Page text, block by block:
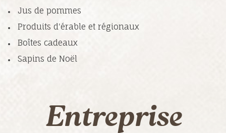
Jus de pommes
Produits d'érable et régionaux
Boîtes cadeaux
Sapins de Noël
Entreprise